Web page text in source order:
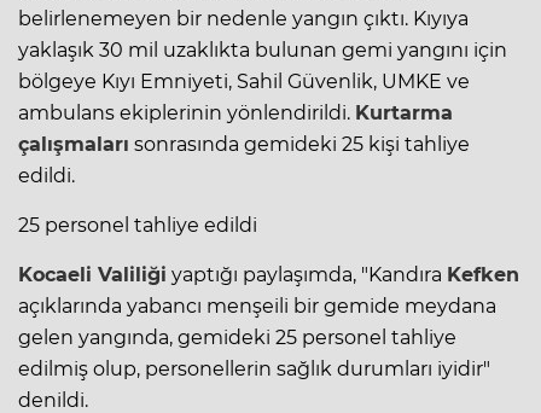
belirlenemeyen bir nedenle yangın çıktı. Kıyıya
yaklaşık 30 mil uzaklıkta bulunan gemi yangını için
bölgeye Kıyı Emniyeti, Sahil Güvenlik, UMKE ve
ambulans ekiplerinin yönlendirildi. Kurtarma
çalışmaları sonrasında gemideki 25 kişi tahliye
edildi.
25 personel tahliye edildi
Kocaeli Valiliği yaptığı paylaşımda, "Kandıra Kefken
açıklarında yabancı menşeili bir gemide meydana
gelen yangında, gemideki 25 personel tahliye
edilmiş olup, personellerin sağlık durumları iyidir"
denildi.